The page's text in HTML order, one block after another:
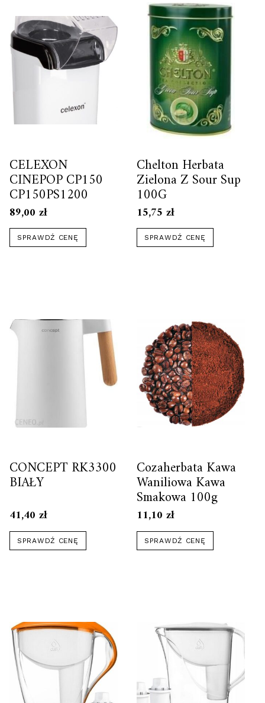
CELEXON
CINEPOP CP150
CP150PS1200
89,00 zł
SPRAWDŹ CENĘ
Chelton Herbata
Zielona Z Sour Sup
100G
15,75zł
SPRAWDŹ CENĘ
CONCEPT RK3300
BIAŁY
41,40 zł
SPRAWDŹ CENĘ
Cozaherbata Kawa
Waniliowa Kawa
Smakowa 100g
11,10zł
SPRAWDŹ CENĘ